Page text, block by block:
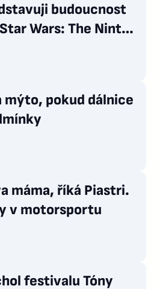
budoucnost
Wars: The Ninth
mýto, pokud dálnice
máma, říká Piastri.
v motorsportu
festivalu Tóny